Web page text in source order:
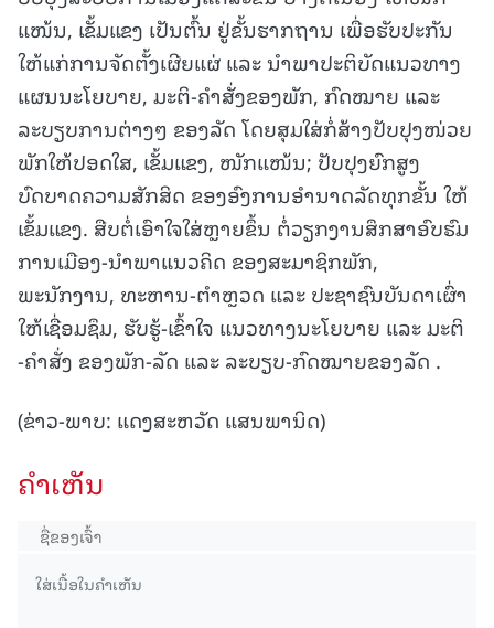
ແໜ້ນ, ເຂັ້ມແຂງ ເປັນຕົ້ນ ຢູ່ຂັ້ນຮາກຖານ ເພື່ອຮັບປະກັນ
ໃຫ້ແກ່ການຈັດຕັ້ງເຜີຍແຜ່ ແລະ ນໍາພາປະຕິບັດແນວທາງ
ແຜນນະໂຍບາຍ, ມະຕິ-ຄໍາສັ່ງຂອງພັກ, ກົດໝາຍ ແລະ
ລະບຽບການຕ່າງໆ ຂອງລັດ ໂດຍສຸມໃສ່ກໍ່ສ້າງປັບປຸງໜ່ວຍ
ພັກໃຫ້ປອດໃສ, ເຂັ້ມແຂງ, ໜັກແໜ້ນ; ປັບປຸງຍົກສູງ
ບົດບາດຄວາມສັກສິດ ຂອງອົງການອໍານາດລັດທຸກຂັ້ນ ໃຫ້
ເຂັ້ມແຂງ. ສືບຕໍ່ເອົາໃຈໃສ່ຫຼາຍຂຶ້ນ ຕໍ່ວຽກງານສຶກສາອົບຮົມ
ການເມືອງ-ນໍາພາແນວຄິດ ຂອງສະມາຊິກພັກ,
ພະນັກງານ, ທະຫານ-ຕໍາຫຼວດ ແລະ ປະຊາຊົນບັນດາເຜົ່າ
ໃຫ້ເຊື່ອມຊຶມ, ຮັບຮູ້-ເຂົ້າໃຈ ແນວທາງນະໂຍບາຍ ແລະ ມະຕິ
-ຄໍາສັ່ງ ຂອງພັກ-ລັດ ແລະ ລະບຽບ-ກົດໝາຍຂອງລັດ .
(ຂ່າວ-ພາບ: ແດງສະຫວັດ ແສນພານິດ)
ຄໍາເຫັນ